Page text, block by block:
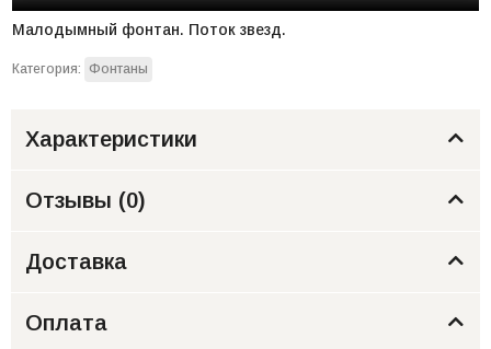
Малодымный фонтан. Поток звезд.
Категория: Фонтаны
Характеристики
Отзывы (0)
Доставка
Оплата